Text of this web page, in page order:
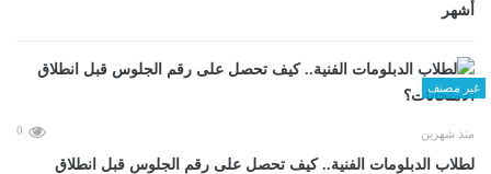
أشهر
غير مصنف
منذ شهرين 0
لطلاب الدبلومات الفنية.. كيف تحصل على رقم الجلوس قبل انطلاق